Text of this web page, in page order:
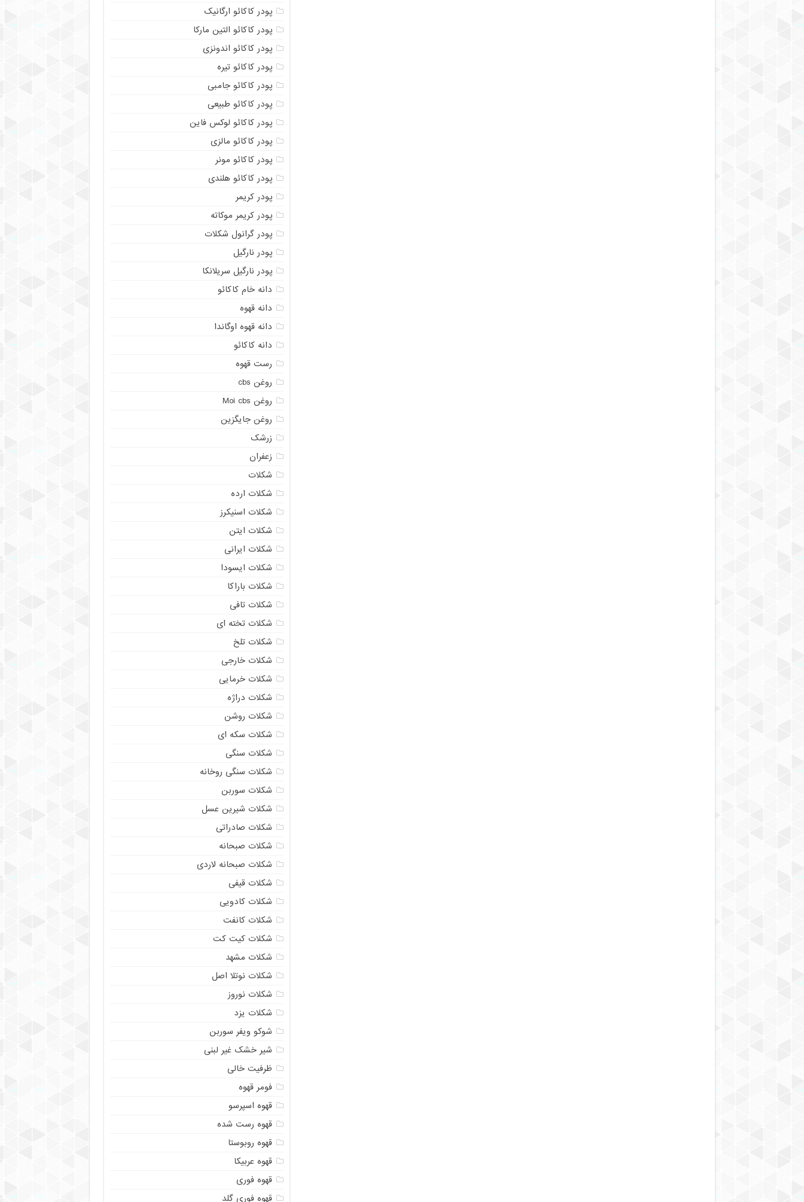
پودر کاکائو ارگانیک
پودر کاکائو التین مارکا
پودر کاکائو اندونزی
پودر کاکائو تیره
پودر کاکائو جامبی
پودر کاکائو طبیعی
پودر کاکائو لوکس فاین
پودر کاکائو مالزی
پودر کاکائو مونر
پودر کاکائو هلندی
پودر کریمر
پودر کریمر موکاته
پودر گرانول شکلات
پودر نارگیل
پودر نارگیل سریلانکا
دانه خام کاکائو
دانه قهوه
دانه قهوه اوگاندا
دانه کاکائو
رست قهوه
روغن cbs
روغن Moi cbs
روغن جایگزین
زرشک
زعفران
شکلات
شکلات ارده
شکلات اسنیکرز
شکلات ایتن
شکلات ایرانی
شکلات ایسودا
شکلات باراکا
شکلات تافی
شکلات تخته ای
شکلات تلخ
شکلات خارجی
شکلات خرمایی
شکلات دراژه
شکلات روشن
شکلات سکه ای
شکلات سنگی
شکلات سنگی روخانه
شکلات سوربن
شکلات شیرین عسل
شکلات صادراتی
شکلات صبحانه
شکلات صبحانه لاردی
شکلات قیفی
شکلات کادویی
شکلات کانفت
شکلات کیت کت
شکلات مشهد
شکلات نوتلا اصل
شکلات نوروز
شکلات یزد
شوکو ویفر سوربن
شیر خشک غیر لبنی
ظرفیت خالی
فومر قهوه
قهوه اسپرسو
قهوه رست شده
قهوه روبوستا
قهوه عربیکا
قهوه فوری
قهوه فوری گلد